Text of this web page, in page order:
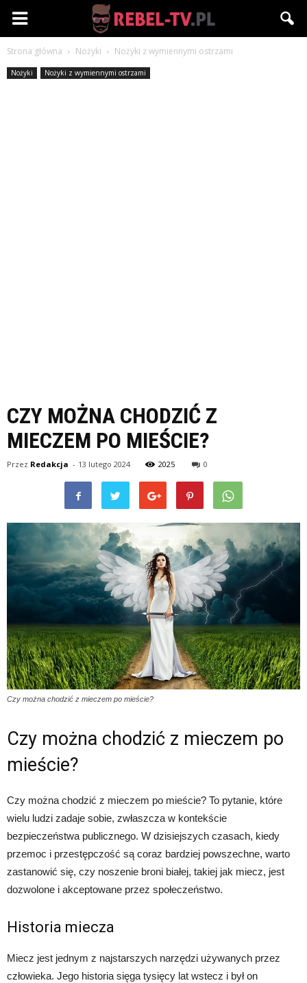
Rebel-
Strona główna Nożyki Nożyki z wymiennymi ostrzami
Nożyki Nożyki z wymiennymi ostrzami
CZY MOŻNA CHODZIĆ Z
MIECZEM PO MIEŚCIE?
Przez Redakcja - 13 lutego 2024 2025 0
Czy można chodzić z mieczem po mieście?
Czy można chodzić z mieczem po
mieście?
Czy można chodzić z mieczem po mieście? To pytanie, które
wielu ludzi zadaje sobie, zwłaszcza w kontekście
bezpieczeństwa publicznego. W dzisiejszych czasach, kiedy
przemoc i przestępczość są coraz bardziej powszechne, warto
zastanowić się, czy noszenie broni białej, takiej jak miecz, jest
dozwolone i akceptowane przez społeczeństwo.
Historia miecza
Miecz jest jednym z najstarszych narzędzi używanych przez
człowieka. Jego historia sięga tysięcy lat wstecz i był on